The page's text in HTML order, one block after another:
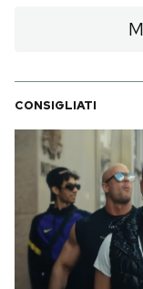
CONSIGLIATI